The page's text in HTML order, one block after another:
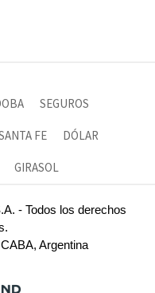
SEGUROS
FE DÓLAR
GIRASOL
- Todos los derechos
Argentina